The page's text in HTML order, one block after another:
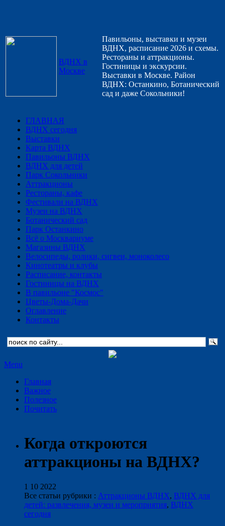
ВДНХ в
Москве
Павильоны, выставки и музеи
ВДНХ, расписание 2026 и схемы.
Рестораны и аттракционы.
Гостиницы и экскурсии.
Выставки в Москве. Район
ВДНХ: Останкино, Ботанический
сад и даже Сокольники!
ГЛАВНАЯ
ВДНХ сегодня
Выставки
Карта ВДНХ
Павильоны ВДНХ
ВДНХ для детей
Парк Сокольники
Аттракционы
Рестораны, кафе
Фестивали на ВДНХ
Музеи на ВДНХ
Ботанический сад
Парк Останкино
Всё о Москвариуме
Магазины ВДНХ
Велосипеды, ролики, сигвеи, моноколесо
Кинотеатры и клубы
Расписание, контакты
Гостиницы на ВДНХ
В павильоне "Космос"
Цветы-Дома-Дачи
Оглавление
Контакты
Menu
Главная
Важное
Полезное
Почитать
Когда откроются
аттракционы на ВДНХ?
1 10 2022
Все статьи рубрики : Аттракционы ВДНХ, ВДНХ для
детей: развлечения, музеи и мероприятия, ВДНХ
сегодня